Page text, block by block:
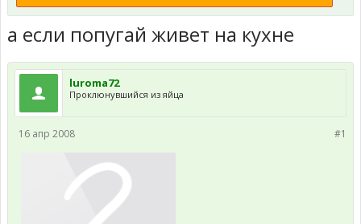
а если попугай живет на кухне
luroma72
Проклюнувшийся из яйца
#1
16 апр 2008